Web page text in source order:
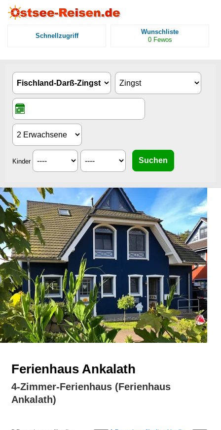
Schnellzugriff
Wunschliste
0 Fewos
Kinder
Ferienhaus Ankalath
4-Zimmer-Ferienhaus (Ferienhaus
Ankalath)